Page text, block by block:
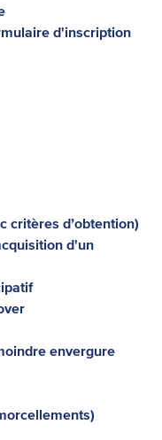
d'inscription
critères d’obtention)
d'un
envergure